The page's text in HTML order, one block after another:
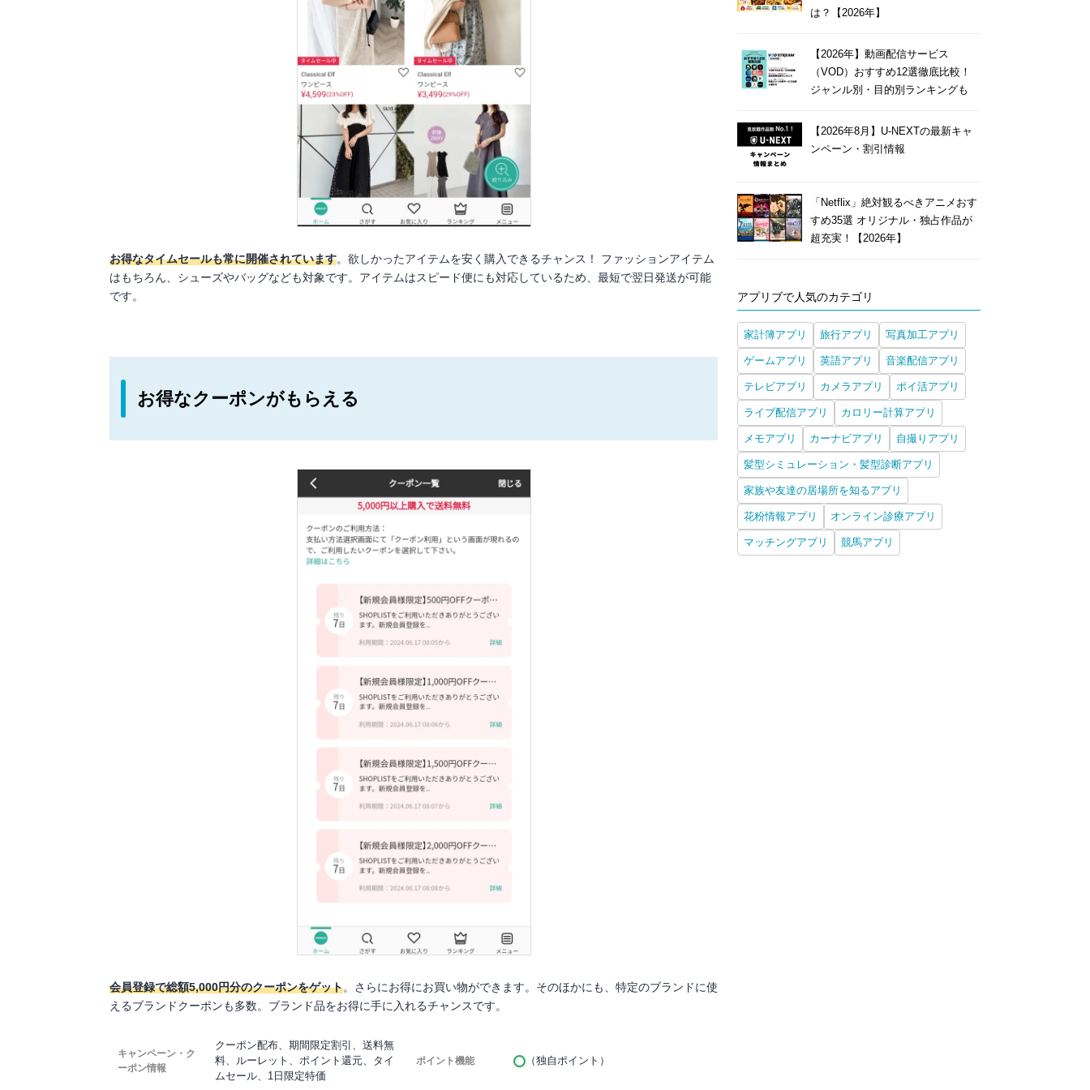
お得なタイムセールも常に開催されています。欲しかったアイテムを安く購入できるチャンス！ ファッションアイテム
はもちろん、シューズやバッグなども対象です。アイテムはスピード便にも対応しているため、最短で翌日発送が可能
です。
お得なクーポンがもらえる
会員登録で総額5,000円分のクーポンをゲット。さらにお得にお買い物ができます。そのほかにも、特定のブランドに使
えるブランドクーポンも多数。ブランド品をお得に手に入れるチャンスです。
キャンペーン・ク
ーポン情報
クーポン配布、期間限定割引、送料無
料、ルーレット、ポイント還元、タイ
ムセール、1日限定特価
ポイント機能 （独自ポイント）
は？【2026年】
【2026年】動画配信サービス
（VOD）おすすめ12選徹底比較！
ジャンル別・目的別ランキングも
【2026年8月】U-NEXTの最新キャ
ンペーン・割引情報
「Netflix」絶対観るべきアニメおす
すめ35選 オリジナル・独占作品が
超充実！【2026年】
アプリブで人気のカテゴリ
家計簿アプリ 旅行アプリ 写真加工アプリ
ゲームアプリ 英語アプリ 音楽配信アプリ
テレビアプリ カメラアプリ ポイ活アプリ
ライブ配信アプリ カロリー計算アプリ
メモアプリ カーナビアプリ 自撮りアプリ
髪型シミュレーション・髪型診断アプリ
家族や友達の居場所を知るアプリ
花粉情報アプリ オンライン診療アプリ
マッチングアプリ 競馬アプリ